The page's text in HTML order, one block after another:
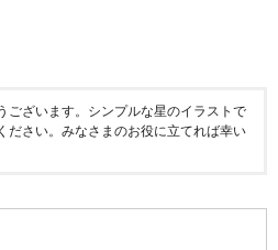
ございます。シンプルな星のイラストで
ださい。みなさまのお役に立てれば幸い